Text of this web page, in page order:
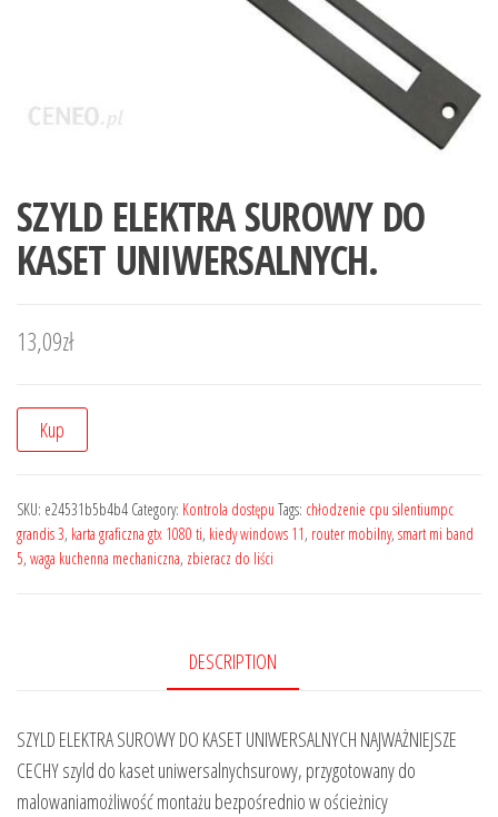
SZYLD ELEKTRA SUROWY DO
KASET UNIWERSALNYCH.
13,09zł
Kup
SKU: e24531b5b4b4 Category: Kontrola dostępu Tags: chłodzenie cpu silentiumpc
grandis 3, karta graficzna gtx 1080 ti, kiedy windows 11, router mobilny, smart mi band
5, waga kuchenna mechaniczna, zbieracz do liści
DESCRIPTION
SZYLD ELEKTRA SUROWY DO KASET UNIWERSALNYCH NAJWAŻNIEJSZE
CECHY szyld do kaset uniwersalnychsurowy, przygotowany do
malowaniamożliwość montażu bezpośrednio w ościeżnicy